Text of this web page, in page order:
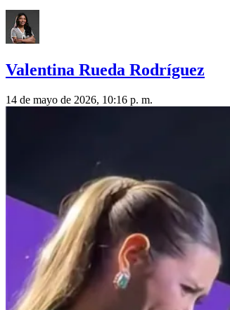
Valentina Rueda Rodríguez
14 de mayo de 2026, 10:16 p. m.